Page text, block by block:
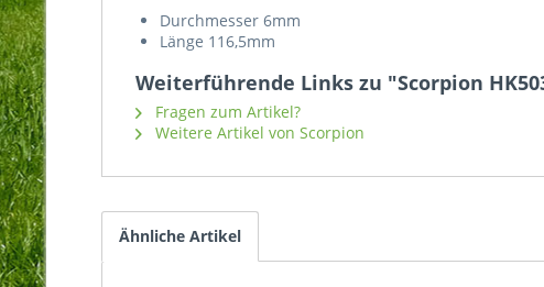
Durchmesser 6mm
Länge 116,5mm
Weiterführende Links zu "Scorpion
Fragen zum Artikel?
Weitere Artikel von Scorpion
Ähnliche Artikel